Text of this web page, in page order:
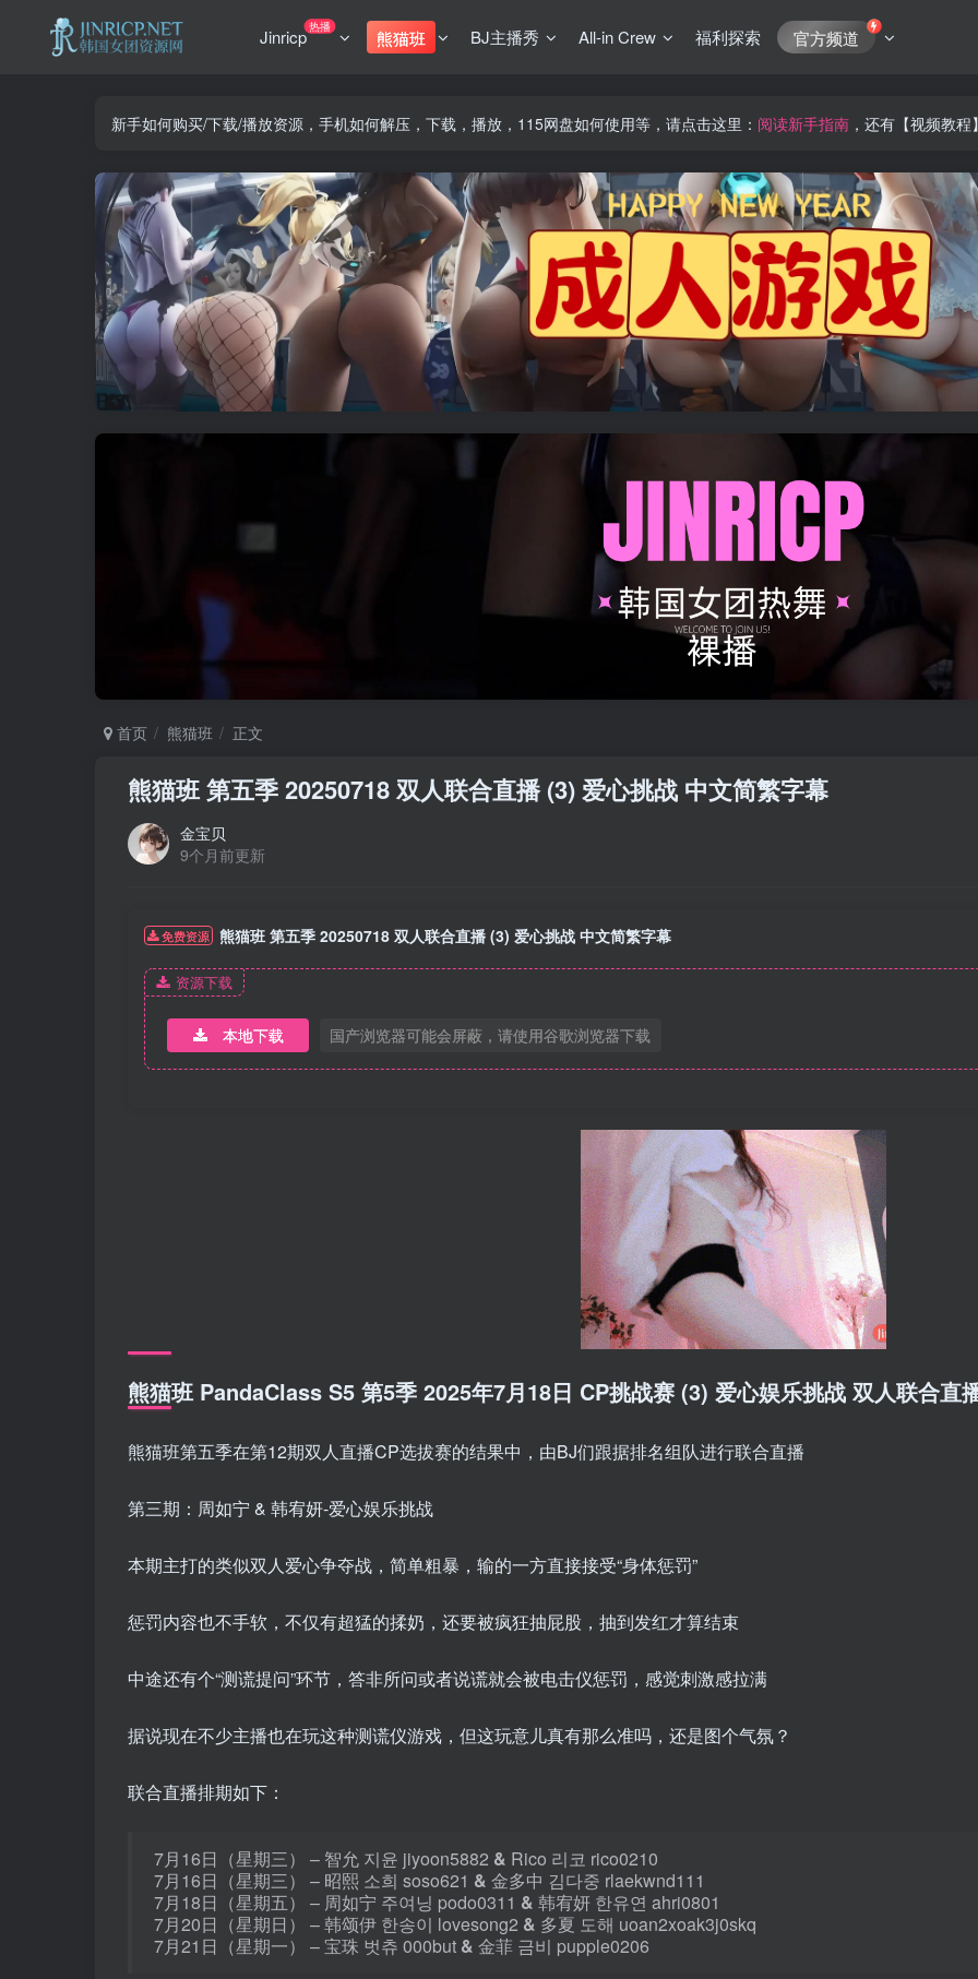
Jinricp热播
熊猫班 BJ主播秀 All-in Crew 福利探索 官方频道
新手如何购买/下载/播放资源，手机如何解压，下载，播放，115网盘如何使用等，请点击这里： 阅读新手指南 ，还有【视频教
首页 熊猫班 正文
熊猫班 第五季 20250718 双人联合直播 (3) 爱心挑战 中文简繁字幕
金宝贝
9个月前更新
免费资源 熊猫班 第五季 20250718 双人联合直播 (3) 爱心挑战 中文简繁字幕
资源下载
本地下载 国产浏览器可能会屏蔽，请使用谷歌浏览器下载
熊猫班 PandaClass S5 第5季 2025年7月18日 CP挑战赛 (3) 爱心娱乐挑战 双人联合直
熊猫班第五季在第12期双人直播CP选拔赛的结果中，由BJ们跟据排名组队进行联合直播
第三期：周如宁 & 韩宥妍-爱心娱乐挑战
本期主打的类似双人爱心争夺战，简单粗暴，输的一方直接接受“身体惩罚”
惩罚内容也不手软，不仅有超猛的揉奶，还要被疯狂抽屁股，抽到发红才算结束
中途还有个“测谎提问”环节，答非所问或者说谎就会被电击仪惩罚，感觉刺激感拉满
据说现在不少主播也在玩这种测谎仪游戏，但这玩意儿真有那么准吗，还是图个气氛？
联合直播排期如下：
7月16日（星期三） – 智允 지윤 jiyoon5882 & Rico 리코 rico0210
7月16日（星期三） – 昭熙 소희 soso621 & 金多中 김다중 rlaekwnd111
7月18日（星期五） – 周如宁 주여닝 podo0311 & 韩宥妍 한유연 ahri0801
7月20日（星期日） – 韩颂伊 한송이 lovesong2 & 多夏 도해 uoan2xoak3j0skq
7月21日（星期一） – 宝珠 벗츄 000but & 金菲 금비 pupple0206